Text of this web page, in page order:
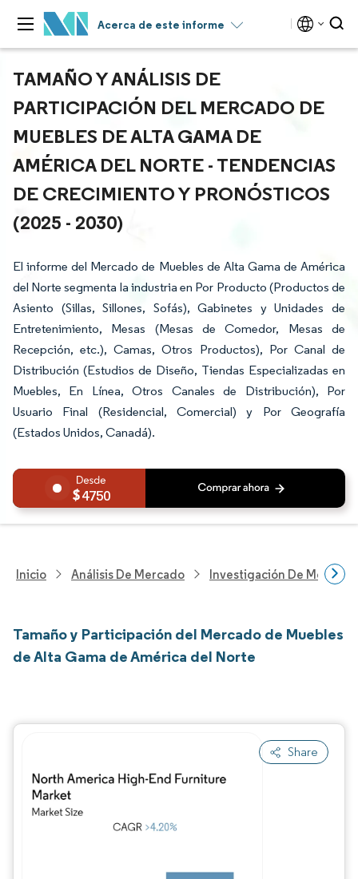
Acerca de este informe
TAMAÑO Y ANÁLISIS DE
PARTICIPACIÓN DEL MERCADO DE
MUEBLES DE ALTA GAMA DE
AMÉRICA DEL NORTE - TENDENCIAS
DE CRECIMIENTO Y PRONÓSTICOS
(2025 - 2030)
El informe del Mercado de Muebles de Alta Gama de América
del Norte segmenta la industria en Por Producto (Productos de
Asiento (Sillas, Sillones, Sofás), Gabinetes y Unidades de
Entretenimiento, Mesas (Mesas de Comedor, Mesas de
Recepción, etc.), Camas, Otros Productos), Por Canal de
Distribución (Estudios de Diseño, Tiendas Especializadas en
Muebles, En Línea, Otros Canales de Distribución), Por
Usuario Final (Residencial, Comercial) y Por Geografía
(Estados Unidos, Canadá).
4750
Inicio Análisis De Mercado Investigación De Mejoras
Tamaño y Participación del Mercado de Muebles
de Alta Gama de América del Norte
Share